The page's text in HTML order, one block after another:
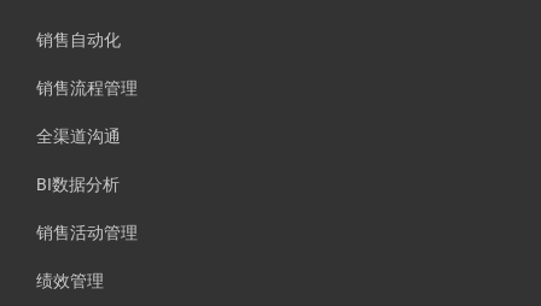
销售自动化
销售流程管理
全渠道沟通
BI数据分析
销售活动管理
绩效管理